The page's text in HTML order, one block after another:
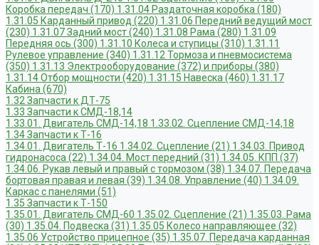
Коробка передач (170) 1.31.04 Раздаточная коробка (180)
1.31.05 Карданный привод (220) 1.31.06 Передний ведущий мост
(230) 1.31.07 Задний мост (240) 1.31.08 Рама (280) 1.31.09
Передняя ось (300) 1.31.10 Колеса и ступицы (310) 1.31.11
Рулевое управление (340) 1.31.12 Тормоза и пневмосистема
(350) 1.31.13 Электрооборудование (372) и приборы (380)
1.31.14 Отбор мощности (420) 1.31.15 Навеска (460) 1.31.17
Кабина (670)
1.32 Запчасти к ДТ-75
1.33 Запчасти к СМД-18,14
1.33.01. Двигатель СМД-14,18 1.33.02. Сцепление СМД-14,18
1.34 Запчасти к Т-16
1.34.01. Двигатель Т-16 1.34.02. Сцепление (21) 1.34.03. Привод
гидронасоса (22) 1.34.04. Мост передний (31) 1.34.05. КПП (37)
1.34.06. Рукав левый и правый с тормозом (38) 1.34.07. Передача
бортовая правая и левая (39) 1.34.08. Управление (40) 1.34.09.
Каркас с панелями (51)
1.35 Запчасти к Т-150
1.35.01. Двигатель СМД-60 1.35.02. Сцепление (21) 1.35.03. Рама
(30) 1.35.04. Подвеска (31) 1.35.05 Колесо направляющее (32)
1.35.06 Устройство прицепное (35) 1.35.07. Передача карданная